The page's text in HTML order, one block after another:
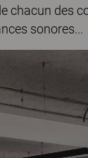
chacun des
sonores...